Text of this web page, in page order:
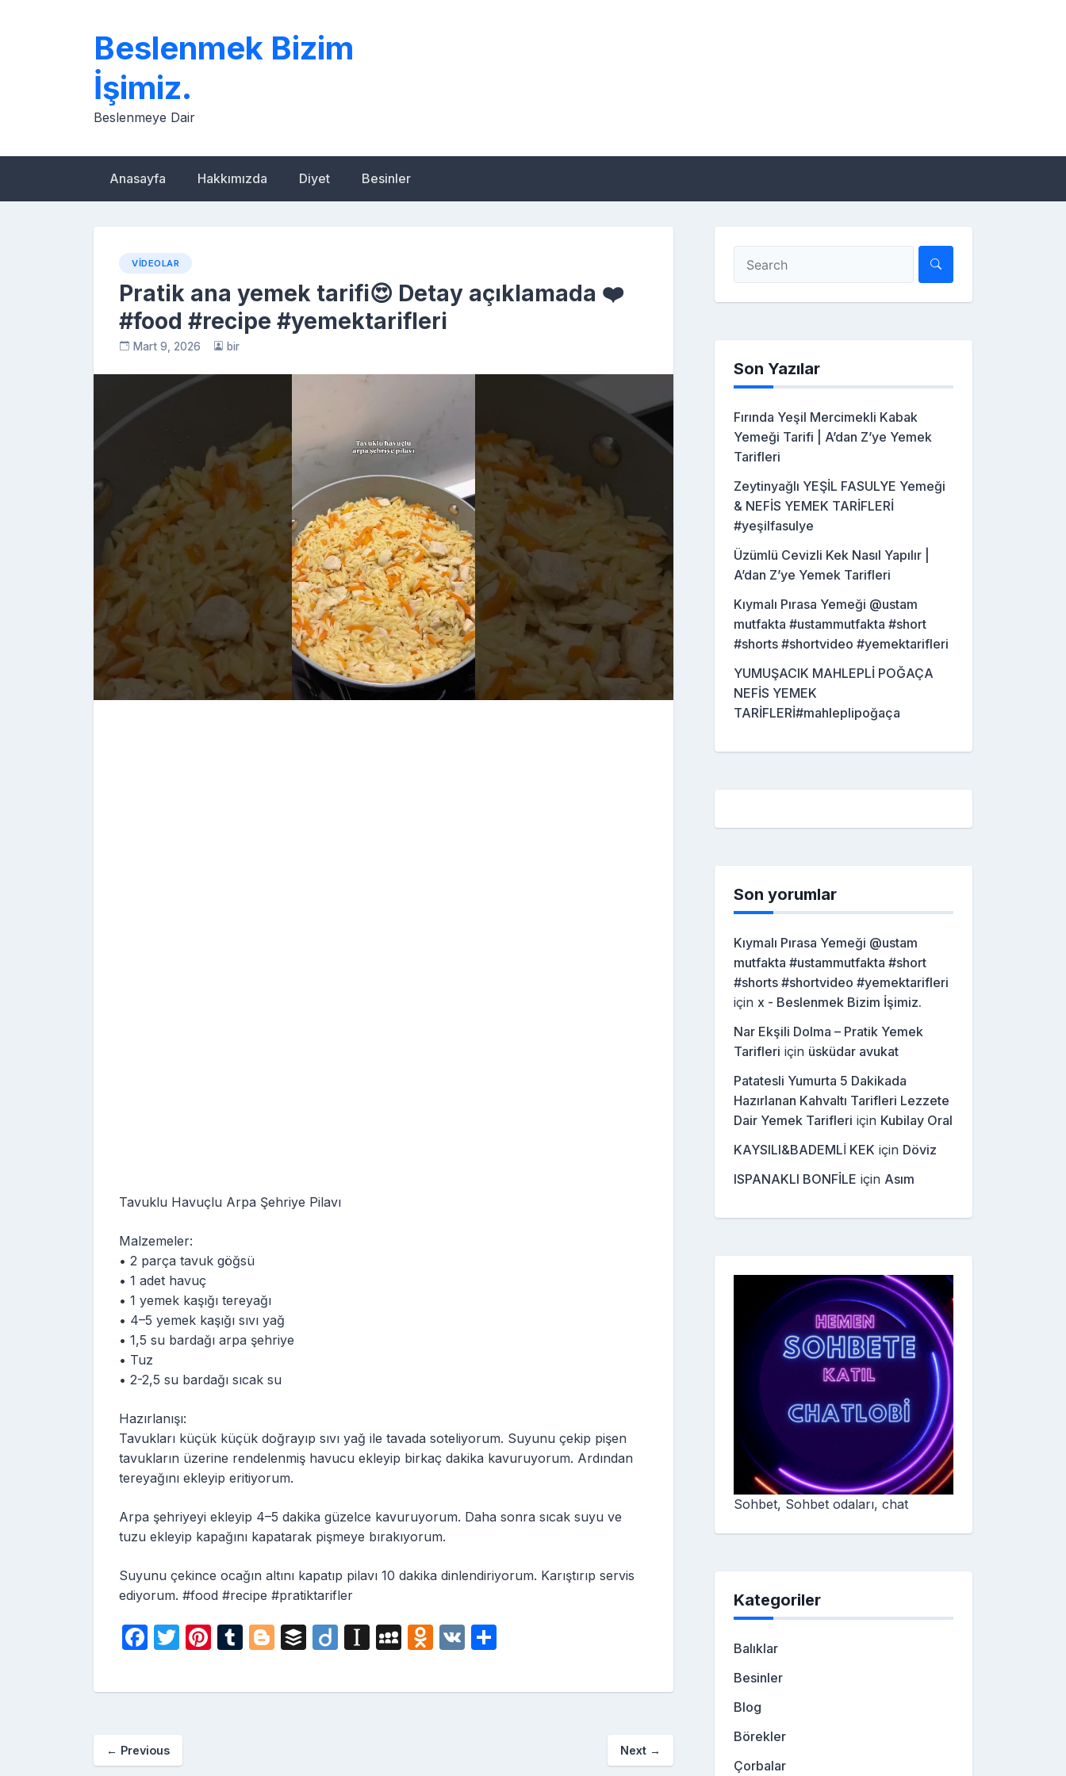
Beslenmek Bizim
İşimiz.
Beslenmeye Dair
Anasayfa Hakkımızda Diyet Besinler
VIDEOLAR
Pratik ana yemek tarifi😍 Detay açıklamada ❤️
#food #recipe #yemektarifleri
Mart 9, 2026 bir
Tavuklu Havuçlu Arpa Şehriye Pilavı
Malzemeler:
• 2 parça tavuk göğsü
• 1 adet havuç
• 1 yemek kaşığı tereyağı
• 4–5 yemek kaşığı sıvı yağ
• 1,5 su bardağı arpa şehriye
• Tuz
• 2-2,5 su bardağı sıcak su
Hazırlanışı:
Tavukları küçük küçük doğrayıp sıvı yağ ile tavada soteliyorum. Suyunu çekip pişen
tavukların üzerine rendelenmiş havucu ekleyip birkaç dakika kavuruyorum. Ardından
tereyağını ekleyip eritiyorum.
Arpa şehriyeyi ekleyip 4–5 dakika güzelce kavuruyorum. Daha sonra sıcak suyu ve
tuzu ekleyip kapağını kapatarak pişmeye bırakıyorum.
Suyunu çekince ocağın altını kapatıp pilavı 10 dakika dinlendiriyorum. Karıştırıp servis
ediyorum. #food #recipe #pratiktarifler
F
c
b
o
T
itt
Pi
er
T
m
Bl
g
B
fe
Di
o
In
a
M
S
O
n
V
ar
← Previous Next →
Son Yazılar
Fırında Yeşil Mercimekli Kabak
Yemeği Tarifi | A’dan Z’ye Yemek
Tarifleri
Zeytinyağlı YEŞİL FASULYE Yemeği
& NEFİS YEMEK TARİFLERİ
#yeşilfasulye
Üzümlü Cevizli Kek Nasıl Yapılır |
A’dan Z’ye Yemek Tarifleri
Kıymalı Pırasa Yemeği @ustam
mutfakta #ustammutfakta #short
#shorts #shortvideo #yemektarifleri
YUMUŞACIK MAHLEPLİ POĞAÇA
NEFİS YEMEK
TARİFLERİ#mahleplipoğaça
Son yorumlar
Kıymalı Pırasa Yemeği @ustam
mutfakta #ustammutfakta #short
#shorts #shortvideo #yemektarifleri
için x - Beslenmek Bizim İşimiz.
Nar Ekşili Dolma – Pratik Yemek
Tarifleri için üsküdar avukat
Patatesli Yumurta 5 Dakikada
Hazırlanan Kahvaltı Tarifleri Lezzete
Dair Yemek Tarifleri için Kubilay Oral
KAYSILI&BADEMLİ KEK için Döviz
ISPANAKLI BONFİLE için Asım
Sohbet, Sohbet odaları, chat
Kategoriler
Balıklar
Besinler
Blog
Börekler
Çorbalar